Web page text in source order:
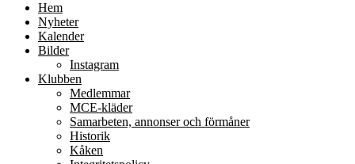
Hem
Nyheter
Kalender
Bilder
Instagram
Klubben
Medlemmar
MCE-kläder
Samarbeten, annonser och förmåner
Historik
Kåken